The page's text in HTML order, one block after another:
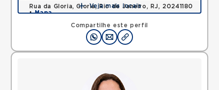
Compartilhe este perfil
Rua da Gloria, Gloria, Rio de Janeiro, RJ, 20241180
•Mapa
Veja mais locais